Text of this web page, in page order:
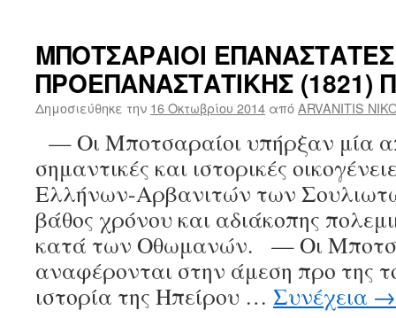
ΜΠΟΤΣΑΡΑΙΟΙ ΕΠΑΝΑΣΤΑΤΕΣ
ΠΡΟΕΠΑΝΑΣΤΑΤΙΚΗΣ (1821)
Δημοσιεύθηκε την 16 Οκτωβρίου 2014 απόARVANITIS
— Οι Μποτσαραίοι υπήρξαν μία
σημαντικές και ιστορικές
Ελλήνων-Αρβανιτών των
βάθος χρόνου και αδιάκοπης
κατά των Οθωμανών. — Οι
αναφέρονται στην άμεση προ της
ιστορία της Ηπείρου … Συνέχεια →